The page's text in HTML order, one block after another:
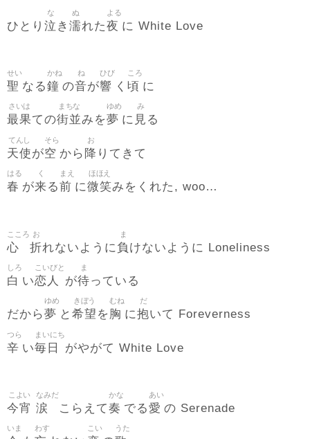
ひとり 泣
な
き 濡
ぬ
れた夜
よる
に White Love
聖
せい
なる鐘
かね
の音
ね
が響
ひび
く 頃
ころ
に
最果
さいは
ての街並
まちな
みを夢
ゆめ
に 見
み
る
天使
てんし
が空
そら
から 降
お
りてきて
春
はる
が来
く
る前
まえ
に微笑
ほほえ
みをくれた, woo…
心
こころ
折
お
れないように負
ま
けないように Loneliness
白
しろ
い恋人
こいびと
が待
ま
っている
だから夢
ゆめ
と 希望
きぼう
を胸
むね
に抱
だ
いて Foreverness
辛
つら
い毎日
まいにち
がやがて White Love
今宵
こよい
涙
なみだ
こらえて奏
かな
でる愛
あい
の Serenade
いま わす こい うた